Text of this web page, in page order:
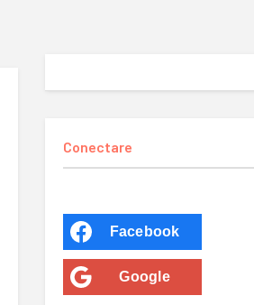
Conectare
Facebook
Google